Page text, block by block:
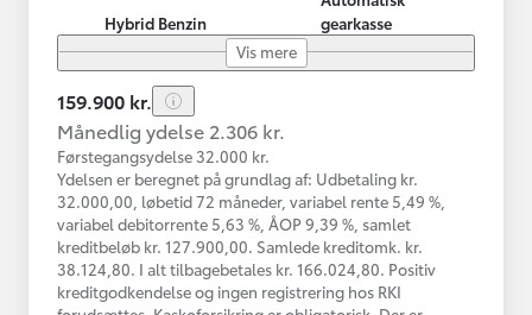
Hybrid Benzin
gearkasse
Vis mere
159.900 kr.
Månedlig ydelse 2.306 kr.
Førstegangsydelse 32.000 kr.
Ydelsen er beregnet på grundlag af: Udbetaling kr.
32.000,00, løbetid 72 måneder, variabel rente 5,49 %,
variabel debitorrente 5,63 %, ÅOP 9,39 %, samlet
kreditbeløb kr. 127.900,00. Samlede kreditomk. kr.
38.124,80. I alt tilbagebetales kr. 166.024,80. Positiv
kreditgodkendelse og ingen registrering hos RKI